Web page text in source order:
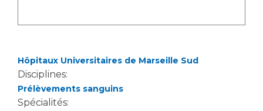
La Commission Des Usagers (CDU)
Les Comités Locaux des Usagers
Le projet des usagers
Fournisseurs
Rôles et missions
Liste des marchés conclus
Hôpitaux Universitaires de Marseille Sud
Disciplines:
Prélèvements sanguins
Spécialités: